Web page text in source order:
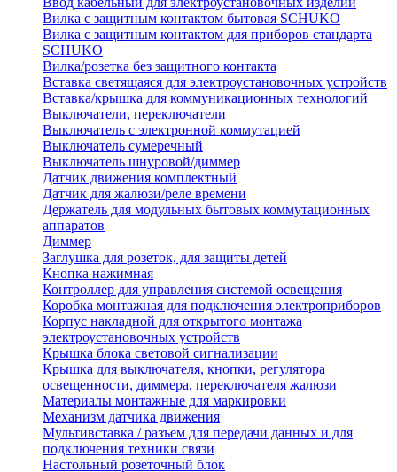
Вилка с защитным контактом бытовая SCHUKO
Вилка с защитным контактом для приборов стандарта
SCHUKO
Вилка/розетка без защитного контакта
Вставка светящаяся для электроустановочных устройств
Вставка/крышка для коммуникационных технологий
Выключатели, переключатели
Выключатель с электронной коммутацией
Выключатель сумеречный
Выключатель шнуровой/диммер
Датчик движения комплектный
Датчик для жалюзи/реле времени
Держатель для модульных бытовых коммутационных
аппаратов
Диммер
Заглушка для розеток, для защиты детей
Кнопка нажимная
Контроллер для управления системой освещения
Коробка монтажная для подключения электроприборов
Корпус накладной для открытого монтажа
электроустановочных устройств
Крышка блока световой сигнализации
Крышка для выключателя, кнопки, регулятора
освещенности, диммера, переключателя жалюзи
Материалы монтажные для маркировки
Механизм датчика движения
Мультивставка / разъем для передачи данных и для
подключения техники связи
Настольный розеточный блок